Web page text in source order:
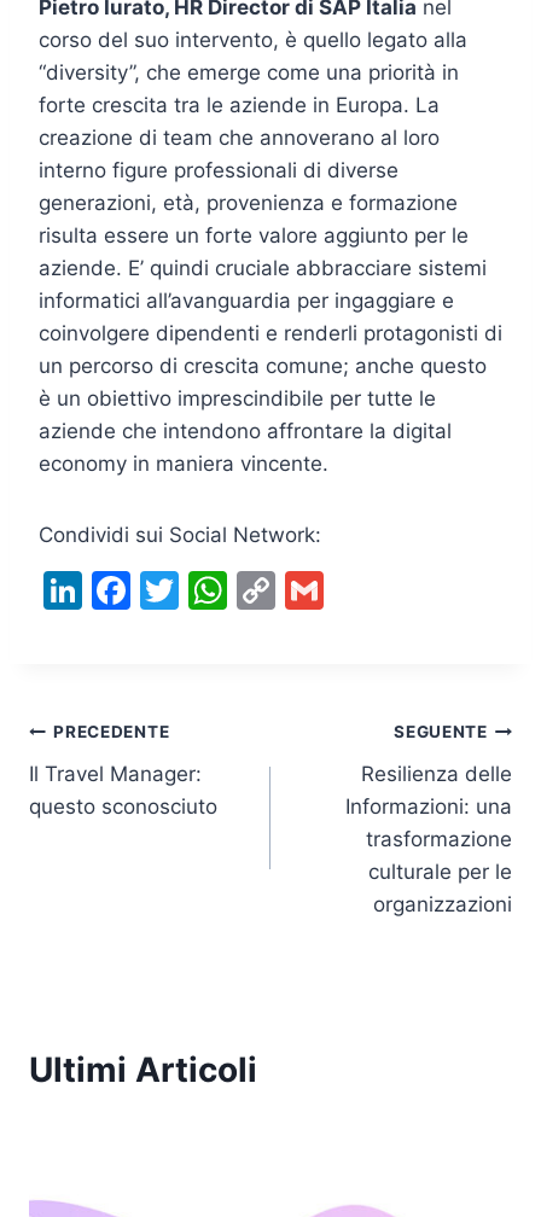
Pietro Iurato, HR Director di SAP Italia nel
corso del suo intervento, è quello legato alla
“diversity”, che emerge come una priorità in
forte crescita tra le aziende in Europa. La
creazione di team che annoverano al loro
interno figure professionali di diverse
generazioni, età, provenienza e formazione
risulta essere un forte valore aggiunto per le
aziende. E’ quindi cruciale abbracciare sistemi
informatici all’avanguardia per ingaggiare e
coinvolgere dipendenti e renderli protagonisti di
un percorso di crescita comune; anche questo
è un obiettivo imprescindibile per tutte le
aziende che intendono affrontare la digital
economy in maniera vincente.
Condividi sui Social Network:
Li
dI
n
F
b
o
o
T
W C
Navigazione
articoli
PRECEDENTE
Il Travel Manager:
questo sconosciuto
SEGUENTE
Resilienza delle
Informazioni: una
trasformazione
culturale per le
organizzazioni
Ultimi Articoli